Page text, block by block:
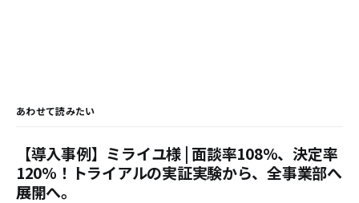
あわせて読みたい
【導入事例】ミライユ様 | 面談率108%、決定率
120%！トライアルの実証実験から、全事業部へ
展開へ。